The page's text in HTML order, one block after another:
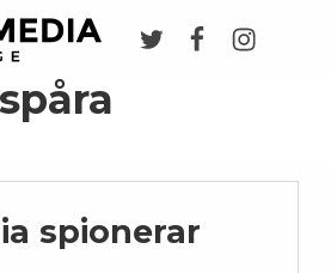
spåra
spionerar